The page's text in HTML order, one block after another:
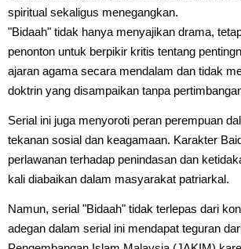
spiritual sekaligus menegangkan.
"Bidaah" tidak hanya menyajikan drama,
penonton untuk berpikir kritis tentang
ajaran agama secara mendalam dan tidak
doktrin yang disampaikan tanpa
Serial ini juga menyoroti peran perempuan
tekanan sosial dan keagamaan. Karakter
perlawanan terhadap penindasan dan
kali diabaikan dalam masyarakat patriarkal.
Namun, serial "Bidaah" tidak terlepas dari
adegan dalam serial ini mendapat teguran